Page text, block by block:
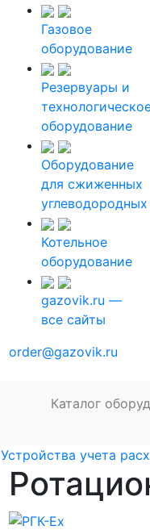
Газовое
оборудование
Резервуары и
оборудование
Оборудование
для сжиженных
углеводородных
Котельное
оборудование
gazovik.ru —
все сайты
order@gazovik.ru
Каталог
Устройства учета